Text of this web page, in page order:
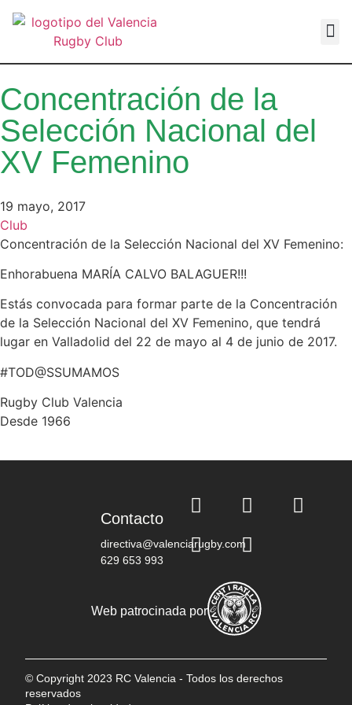
Concentración de la
Selección Nacional del
XV Femenino
19 mayo, 2017
Club
Concentración de la Selección Nacional del XV Femenino:
Enhorabuena MARÍA CALVO BALAGUER!!!
Estás convocada para formar parte de la Concentración
de la Selección Nacional del XV Femenino, que tendrá
lugar en Valladolid del 22 de mayo al 4 de junio de 2017.
#TOD@SSUMAMOS
Rugby Club Valencia
Desde 1966
Contacto
directiva@valenciarugby.com
629 653 993
Web patrocinada por
© Copyright 2023 RC Valencia - Todos los derechos
reservados